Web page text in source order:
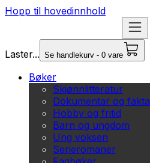
Hopp til hovedinnhold
Laster... Se handlekurv - 0 vare
Bøker
Skjønnlitteratur
Dokumentar og fakta
Hobby og fritid
Barn og ungdom
Ung voksen
Serieromaner